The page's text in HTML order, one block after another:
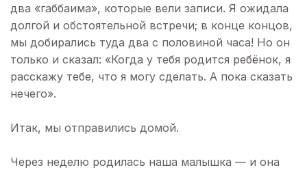
два «габбаима», которые вели записи. Я ожидала
долгой и обстоятельной встречи; в конце концов,
мы добирались туда два с половиной часа! Но он
только и сказал: «Когда у тебя родится ребёнок, я
расскажу тебе, что я могу сделать. А пока сказать
нечего».
Итак, мы отправились домой.
Через неделю родилась наша малышка — и она